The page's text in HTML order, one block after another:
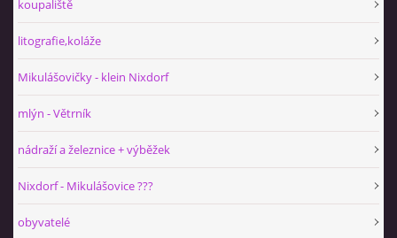
koupaliště
litografie,koláže
Mikulášovičky - klein Nixdorf
mlýn - Větrník
nádraží a železnice + výběžek
Nixdorf - Mikulášovice ???
obyvatelé